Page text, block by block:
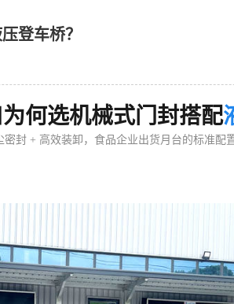
登车桥？
何选机械式门封搭配
密封 + 高效装卸，食品企业出货月台的标准配